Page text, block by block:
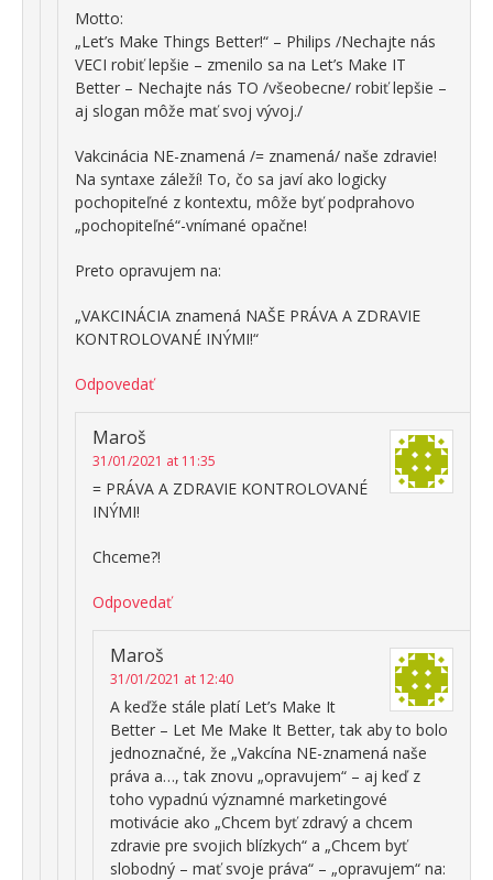
Motto:
„Let’s Make Things Better!“ – Philips /Nechajte nás
VECI robiť lepšie – zmenilo sa na Let’s Make IT
Better – Nechajte nás TO /všeobecne/ robiť lepšie –
aj slogan môže mať svoj vývoj./
Vakcinácia NE-znamená /= znamená/ naše zdravie!
Na syntaxe záleží! To, čo sa javí ako logicky
pochopiteľné z kontextu, môže byť podprahovo
„pochopiteľné“-vnímané opačne!
Preto opravujem na:
„VAKCINÁCIA znamená NAŠE PRÁVA A ZDRAVIE
KONTROLOVANÉ INÝMI!“
Odpovedať
Maroš
31/01/2021 at 11:35
= PRÁVA A ZDRAVIE KONTROLOVANÉ
INÝMI!
Chceme?!
Odpovedať
Maroš
31/01/2021 at 12:40
A keďže stále platí Let’s Make It
Better – Let Me Make It Better, tak aby to bolo
jednoznačné, že „Vakcína NE-znamená naše
práva a…, tak znovu „opravujem“ – aj keď z
toho vypadnú významné marketingové
motivácie ako „Chcem byť zdravý a chcem
zdravie pre svojich blízkych“ a „Chcem byť
slobodný – mať svoje práva“ – „opravujem“ na: